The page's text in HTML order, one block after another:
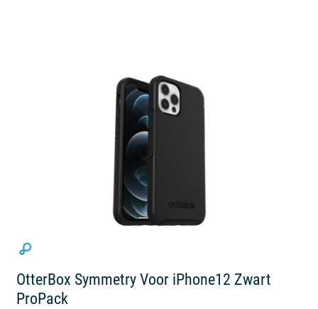
OtterBox Symmetry Voor iPhone12 Zwart
ProPack